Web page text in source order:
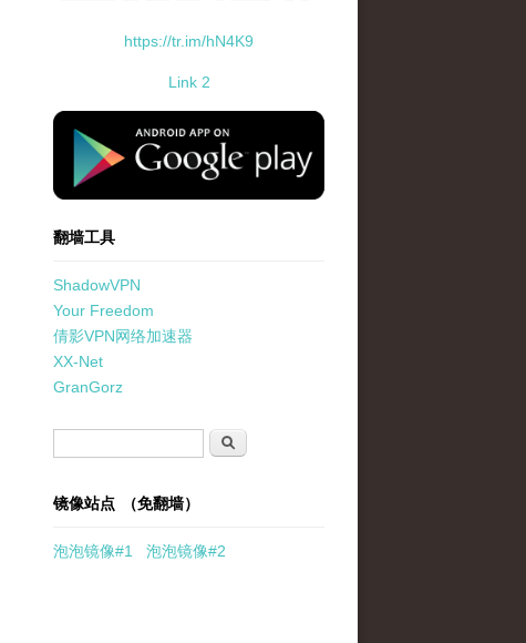
https://tr.im/hN4K9
Link 2
standard-icon-googleplay-app-store.png
翻墙工具
ShadowVPN
Your Freedom
倩影VPN网络加速器
XX-Net
GranGorz
搜索
镜像站点 （免翻墙）
泡泡镜像#1 泡泡镜像#2